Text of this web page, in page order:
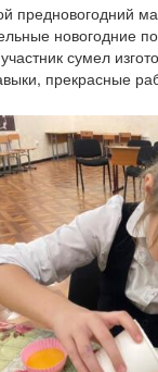
новогодние
сумел
прекрасные